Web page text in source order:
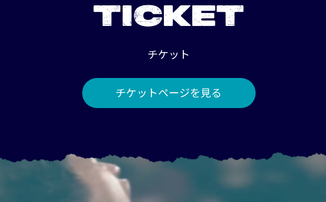
TICKET
チケット
チケットページを見る